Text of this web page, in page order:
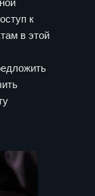
к
в этой